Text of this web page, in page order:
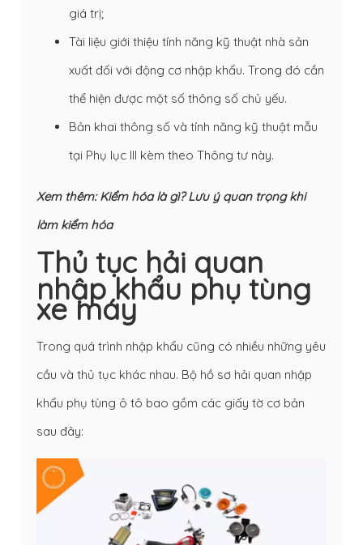
giá trị;
Tài liệu giới thiệu tính năng kỹ thuật nhà sản
xuất đối với động cơ nhập khẩu. Trong đó cần
thể hiện được một số thông số chủ yếu.
Bản khai thông số và tính năng kỹ thuật mẫu
tại Phụ lục III kèm theo Thông tư này.
Xem thêm:Kiểm hóa là gì? Lưu ý quan trọng khi
làm kiểm hóa
Thủ tục hải quan
nhập khẩu phụ tùng
xe máy
Trong quá trình nhập khẩu cũng có nhiều những yêu
cầu và thủ tục khác nhau. Bộ hồ sơ hải quan nhập
khẩu phụ tùng ô tô bao gồm các giấy tờ cơ bản
sau đây: